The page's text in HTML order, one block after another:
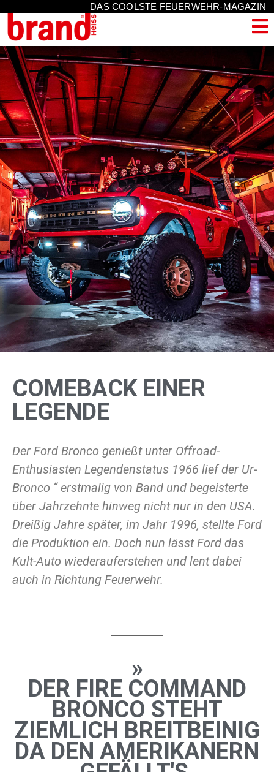
DAS COOLSTE FEUERWEHR-MAGAZIN
COMEBACK EINER
LEGENDE
Der Ford Bronco genießt unter Offroad-
Enthusiasten Legendenstatus 1966 lief der Ur-
Bronco “ erstmalig von Band und begeisterte
über Jahrzehnte hinweg nicht nur in den USA.
Dreißig Jahre später, im Jahr 1996, stellte Ford
die Produktion ein. Doch nun lässt Ford das
Kult-Auto wiederauferstehen und lent dabei
auch in Richtung Feuerwehr.
»
DER FIRE COMMAND
BRONCO STEHT
ZIEMLICH BREITBEINIG
DA DEN AMERIKANERN